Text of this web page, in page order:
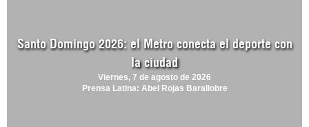
Santo Domingo 2026: el Metro conecta el deporte con
la ciudad
Viernes, 7 de agosto de 2026
Prensa Latina: Abel Rojas Barallobre